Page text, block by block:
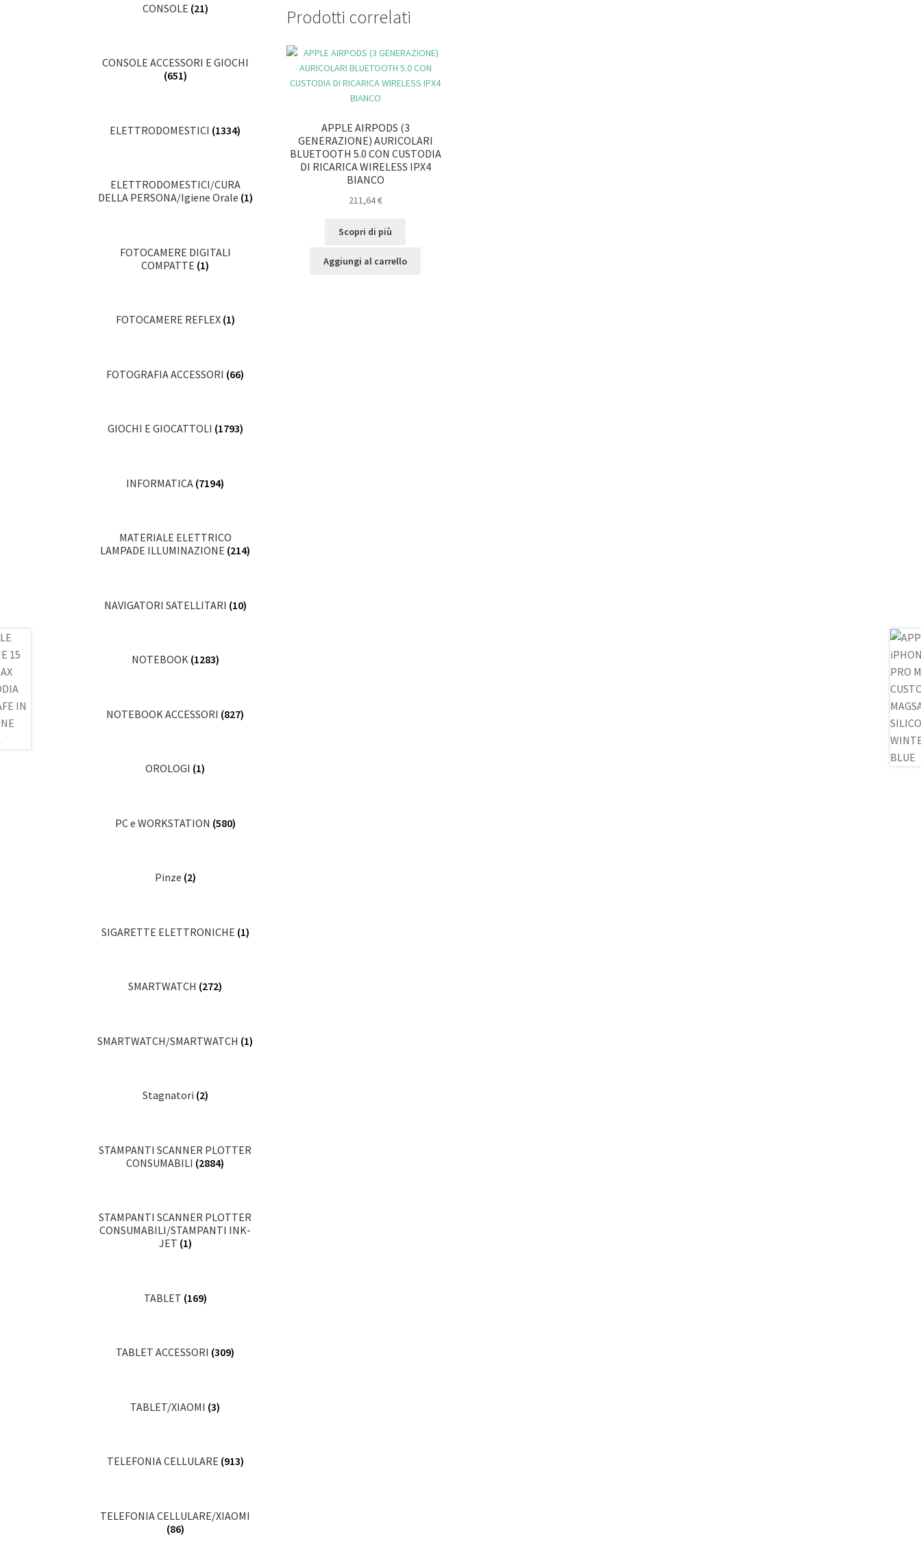
Prodotti correlati
APPLE AIRPODS (3
GENERAZIONE) AURICOLARI
BLUETOOTH 5.0 CON CUSTODIA
DI RICARICA WIRELESS IPX4
BIANCO
211,64€
Scopri di più
Aggiungi al carrello
CONSOLE (21)
CONSOLE ACCESSORI E GIOCHI
(651)
ELETTRODOMESTICI (1334)
ELETTRODOMESTICI/CURA
DELLA PERSONA/Igiene Orale (1)
FOTOCAMERE DIGITALI
COMPATTE (1)
FOTOCAMERE REFLEX (1)
FOTOGRAFIA ACCESSORI (66)
GIOCHI E GIOCATTOLI (1793)
INFORMATICA (7194)
MATERIALE ELETTRICO
LAMPADE ILLUMINAZIONE (214)
NAVIGATORI SATELLITARI (10)
NOTEBOOK (1283)
NOTEBOOK ACCESSORI (827)
OROLOGI (1)
PC e WORKSTATION (580)
Pinze (2)
SIGARETTE ELETTRONICHE (1)
SMARTWATCH (272)
SMARTWATCH/SMARTWATCH (1)
Stagnatori (2)
STAMPANTI SCANNER PLOTTER
CONSUMABILI (2884)
STAMPANTI SCANNER PLOTTER
CONSUMABILI/STAMPANTI INK-
JET (1)
TABLET (169)
TABLET ACCESSORI (309)
TABLET/XIAOMI (3)
TELEFONIA CELLULARE (913)
TELEFONIA CELLULARE/XIAOMI
(86)